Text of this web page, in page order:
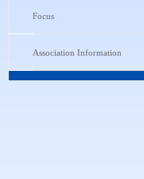
Focus
Association Information